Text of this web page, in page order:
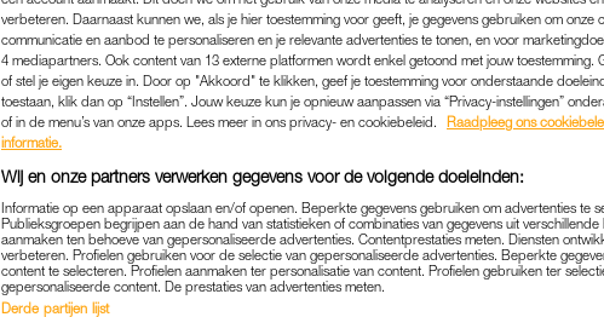
WERK & GELD|GOED OM TE WETEN
verbeteren. Daarnaast kunnen we, als je hier toestemming voor geeft, je gegevens gebruiken om onze
communicatie en aanbod te personaliseren en je relevante advertenties te tonen, en voor
4 mediapartners. Ook content van 13 externe platformen wordt enkel getoond met jouw toestemming.
of stel je eigen keuze in. Door op "Akkoord" te klikken, geef je toestemming voor onderstaande
toestaan, klik dan op “Instellen”. Jouw keuze kun je opnieuw aanpassen via “Privacy-instellingen”
of in de menu’s van onze apps. Lees meer in ons privacy- en cookiebeleid.
Raadpleeg ons
informatie.
Wij en onze partners verwerken gegevens voor de volgende doeleinden:
Informatie op een apparaat opslaan en/of openen. Beperkte gegevens gebruiken om advertenties te
Publieksgroepen begrijpen aan de hand van statistieken of combinaties van gegevens uit
aanmaken ten behoeve van gepersonaliseerde advertenties. Contentprestaties meten. Diensten
verbeteren. Profielen gebruiken voor de selectie van gepersonaliseerde advertenties. Beperkte
content te selecteren. Profielen aanmaken ter personalisatie van content. Profielen gebruiken ter
gepersonaliseerde content. De prestaties van advertenties meten.
Derde partijen lijst